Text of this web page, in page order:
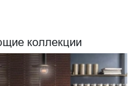
коллекции